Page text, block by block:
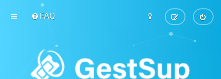
FAQ